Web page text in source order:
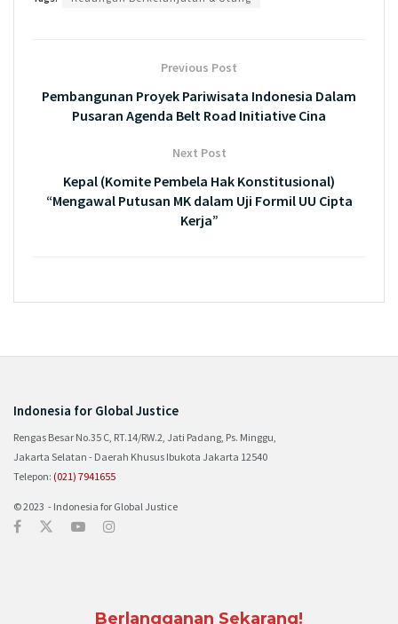
Previous Post
Pembangunan Proyek Pariwisata Indonesia Dalam
Pusaran Agenda Belt Road Initiative Cina
Next Post
Kepal (Komite Pembela Hak Konstitusional)
“Mengawal Putusan MK dalam Uji Formil UU Cipta
Kerja”
Indonesia for Global Justice
Rengas Besar No.35 C, RT.14/RW.2, Jati Padang, Ps. Minggu,
Jakarta Selatan - Daerah Khusus Ibukota Jakarta 12540
Telepon: (021) 7941655
© 2023 - Indonesia for Global Justice
Berlangganan Sekarang!